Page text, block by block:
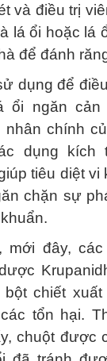
và điều trị
lá ổi hoặc lá
để đánh
dụng để
ổi ngăn
nhân chính
dụng kích
tiêu diệt vi
chặn sự
mới đây,
bột chiết
tổn hại.
chuột được